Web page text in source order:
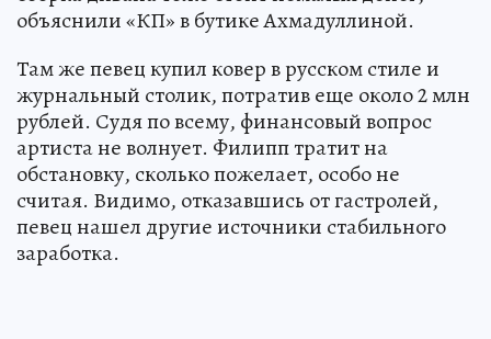
объяснили «КП» в бутике Ахмадуллиной.
Там же певец купил ковер в русском стиле и
журнальный столик, потратив еще около 2 млн
рублей. Судя по всему, финансовый вопрос
артиста не волнует. Филипп тратит на
обстановку, сколько пожелает, особо не
считая. Видимо, отказавшись от гастролей,
певец нашел другие источники стабильного
заработка.